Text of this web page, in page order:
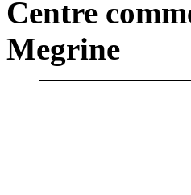
Centre
Megrine